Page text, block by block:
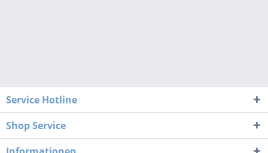
Service Hotline
Shop Service